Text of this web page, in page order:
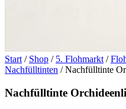
Start / Shop / 5. Flohmarkt /
Nachfülltinten / Nachfülltinte
Nachfülltinte